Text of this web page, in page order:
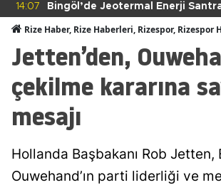
14:07
Bingöl’de Jeotermal Enerji
Rize Haber, Rize Haberleri, Rizespor,
Jetten’den,
çekilme kararına
mesajı
Hollanda Başbakanı Rob Jetten,
Ouwehand’ın parti liderliği ve